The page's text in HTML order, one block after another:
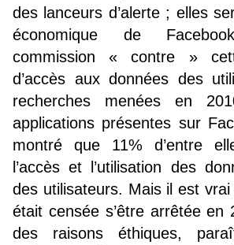
des lanceurs d’alerte ; elles
économique de
commission « contre »
d’accès aux données des
recherches menées en
applications présentes sur
montré que 11% d’entre
l’accès et l’utilisation des
des utilisateurs. Mais il est
était censée s’être arrêtée en
des raisons éthiques,